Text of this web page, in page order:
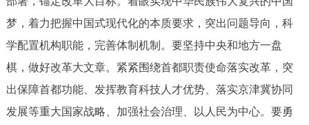
梦，着力把握中国式现代化的本质要求，突出问题导向，科
学配置机构职能，完善体制机制。要坚持中央和地方一盘
棋，做好改革大文章。紧紧围绕首都职责使命落实改革，突
出保障首都功能、发挥教育科技人才优势、落实京津冀协同
发展等重大国家战略、加强社会治理、以人民为中心。要勇